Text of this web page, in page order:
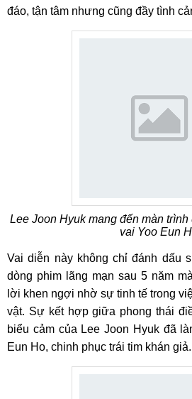
đáo, tận tâm nhưng cũng đầy tình
Lee Joon Hyuk mang đến màn
vai Yoo Eun
Vai diễn này không chỉ đánh dấu
dòng phim lãng mạn sau 5 năm
lời khen ngợi nhờ sự tinh tế trong
vật. Sự kết hợp giữa phong thái
biểu cảm của Lee Joon Hyuk đã
Eun Ho, chinh phục trái tim khán giả.